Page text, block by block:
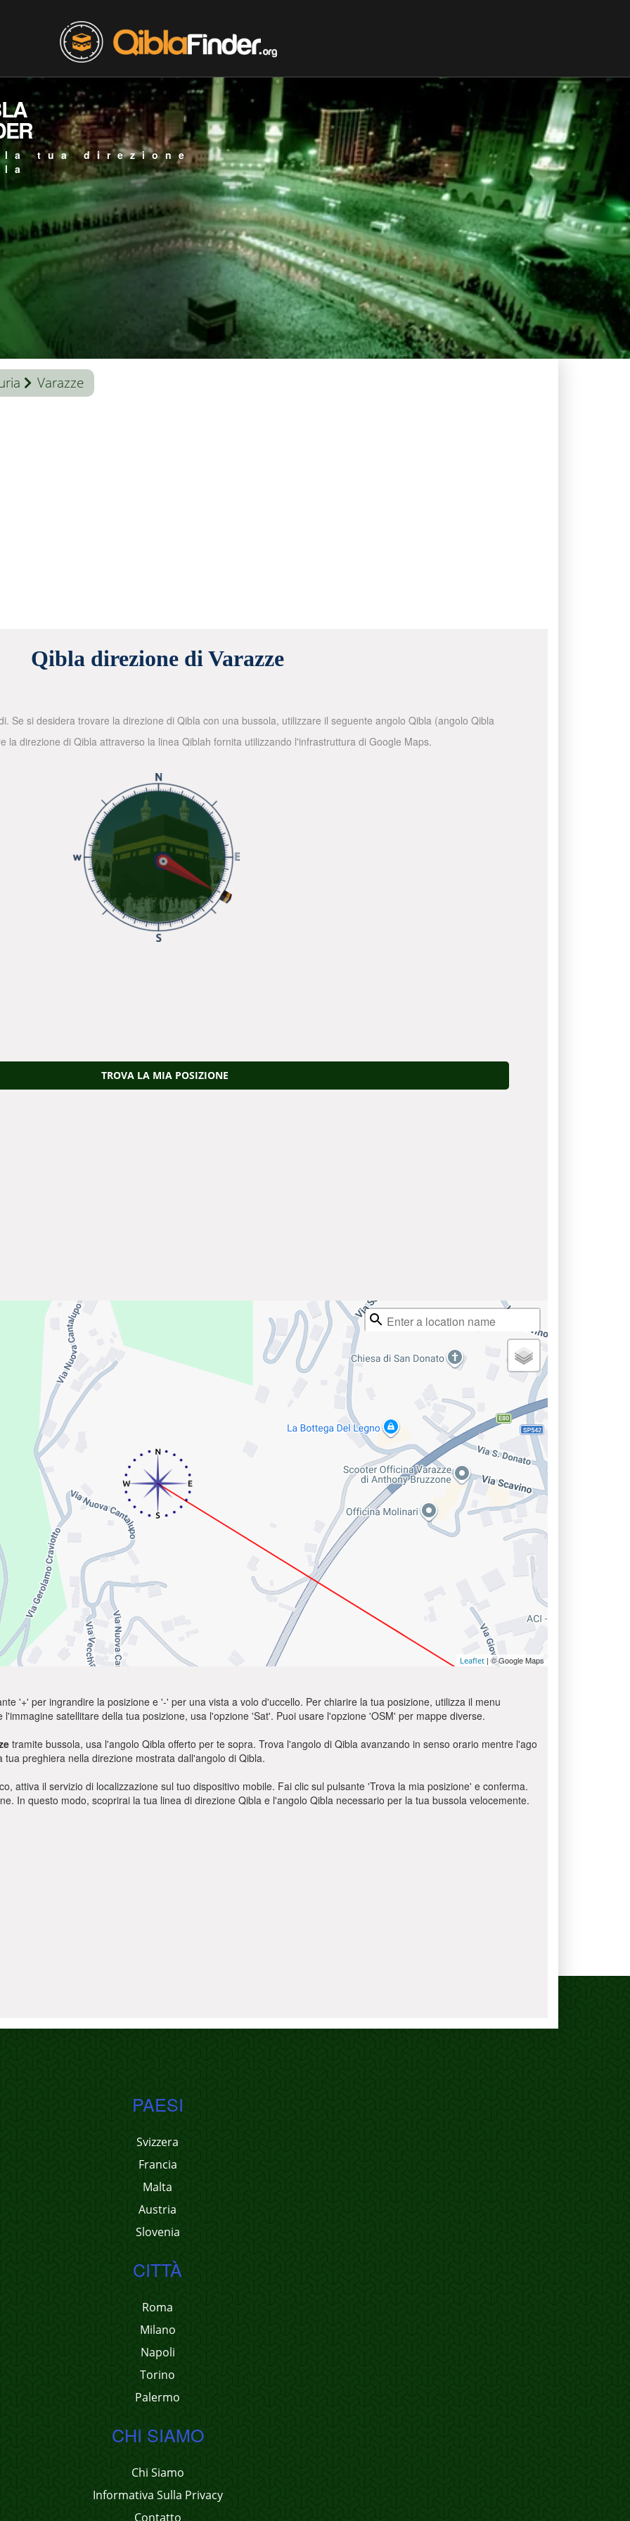
la tua direzione
Varazze
Qibla direzione di Varazze
Se si desidera trovare la direzione di Qibla con una bussola, utilizzare il seguente angolo Qibla (angolo Qibla
la direzione di Qibla attraverso la linea Qiblah fornita utilizzando l'infrastruttura di Google Maps.
TROVA LA MIA POSIZIONE
Leaflet | © Google Maps
'+' per ingrandire la posizione e '-' per una vista a volo d'uccello. Per chiarire la tua posizione, utilizza il menu
satellitare della tua posizione, usa l'opzione 'Sat'. Puoi usare l'opzione 'OSM' per mappe diverse.
tramite bussola, usa l'angolo Qibla offerto per te sopra. Trova l'angolo di Qibla avanzando in senso orario mentre l'ago
preghiera nella direzione mostrata dall'angolo di Qibla.
attiva il servizio di localizzazione sul tuo dispositivo mobile. Fai clic sul pulsante 'Trova la mia posizione' e conferma.
In questo modo, scoprirai la tua linea di direzione Qibla e l'angolo Qibla necessario per la tua bussola velocemente.
PAESI
Svizzera
Francia
Malta
Austria
Slovenia
CITTÀ
Roma
Milano
Napoli
Torino
Palermo
CHI SIAMO
Chi Siamo
Informativa Sulla Privacy
Contatto